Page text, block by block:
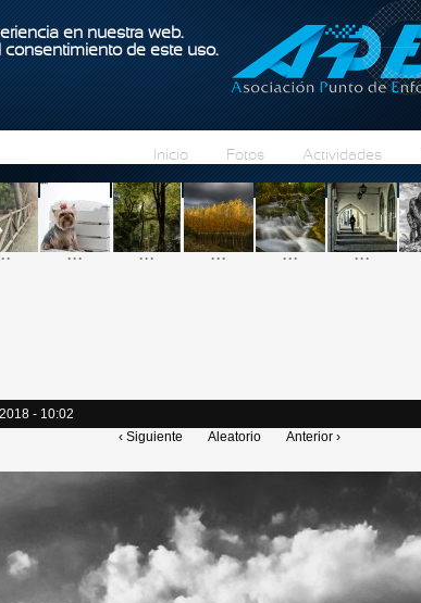
en nuestra web.
de este uso.
Pasar al contenido principal
Inicio Fotos Actividades
... ... ... ... ...
- 10:02
‹ Siguiente
Aleatorio Anterior ›